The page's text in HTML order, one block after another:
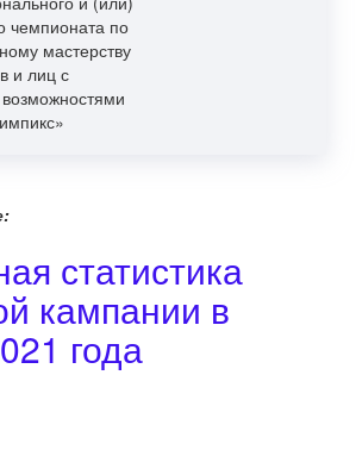
чемпионата по
мастерству
и лиц с
статистика
кампании в
года